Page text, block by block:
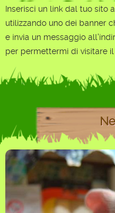
Inserisci un link dal tuo sito
utilizzando uno dei banner
e invia un messaggio
per permettermi di visitare il